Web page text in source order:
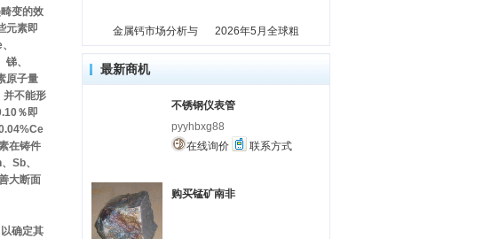
变的效
元素即
、
原子量
并不能形
％即
在铸件
Sb、
大断面
确定其
金属钙市场分析与 2026年5月全球粗
最新商机
不锈钢仪表管
pyyhbxg88
在线询价
联系方式
购买锰矿南非